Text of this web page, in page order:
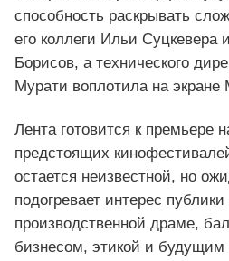
способность раскрывать
его коллеги Ильи
Борисов, а технического
Мурати воплотила на экране
Лента готовится к премьере
предстоящих
остается неизвестной, но
подогревает интерес
производственной драме,
бизнесом, этикой и будущим